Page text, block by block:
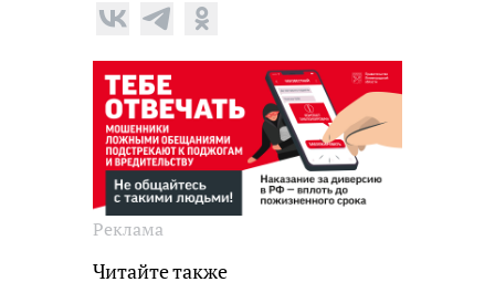
Реклама
Читайте также